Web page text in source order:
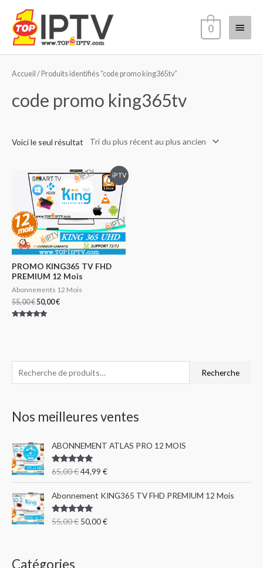
contenu
Menu
0
e
h
r
c
e
p
o
r
Recherche
Nos meilleures ventes
ABONNEMENT ATLAS PRO 12 MOIS
Note5.00
sur 5
65,00€44,99€
Abonnement KING365 TV FHD PREMIUM 12 Mois
Note5.00
sur 5
55,00€ 50,00€
Catégories
Accueil / Produits identifiés “code promo king365tv”
code promo king365tv
Voici le seul résultat
iPTV
PROMO KING365 TV FHD
PREMIUM 12 Mois
Abonnements 12 Mois
55,00€50,00€